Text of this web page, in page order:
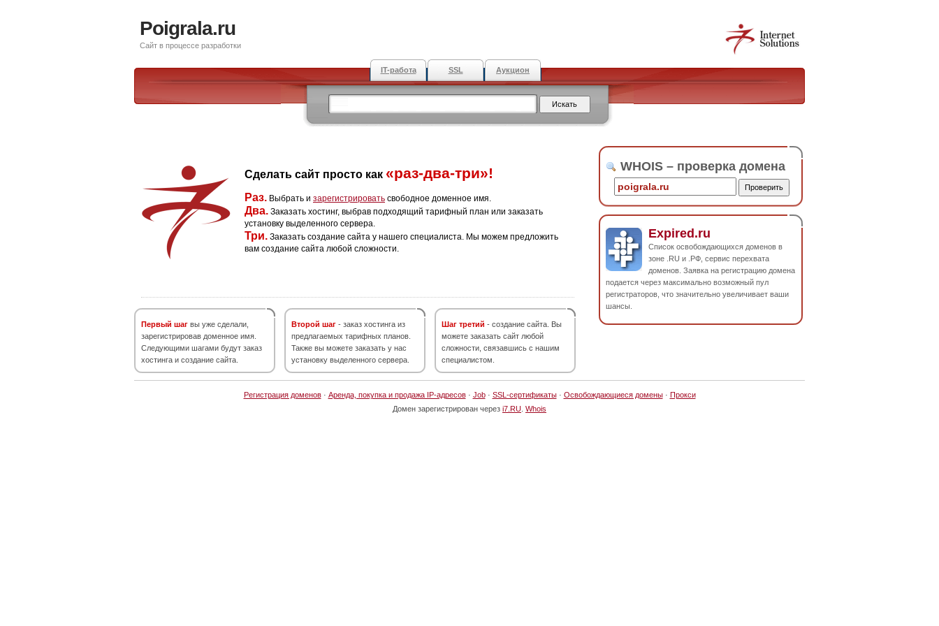
Poigrala.ru
Сайт в процессе разработки
IT-работа SSL Аукцион
Сделать сайт просто как «раз-два-три»!
Раз. Выбрать и зарегистрировать свободное доменное имя.
Два. Заказать хостинг, выбрав подходящий тарифный план или заказать
установку выделенного сервера.
Три. Заказать создание сайта у нашего специалиста. Мы можем предложить
вам создание сайта любой сложности.
Первый шаг вы уже сделали,
зарегистрировав доменное имя.
Следующими шагами будут заказ
хостинга и создание сайта.
Второй шаг - заказ хостинга из
предлагаемых тарифных планов.
Также вы можете заказать у нас
установку выделенного сервера.
Шаг третий - создание сайта. Вы
можете заказать сайт любой
сложности, связавшись с нашим
специалистом.
WHOIS – проверка домена
Expired.ru
Список освобождающихся доменов в
зоне .RU и .РФ, сервис перехвата
доменов. Заявка на регистрацию домена
подается через максимально возможный пул
регистраторов, что значительно увеличивает ваши
шансы.
Регистрация доменов· Аренда, покупка и продажа IP-адресов· Job· SSL-сертификаты· Освобождающиеся домены· Прокси
Домен зарегистрирован через i7.RU Whois